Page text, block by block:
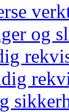
og